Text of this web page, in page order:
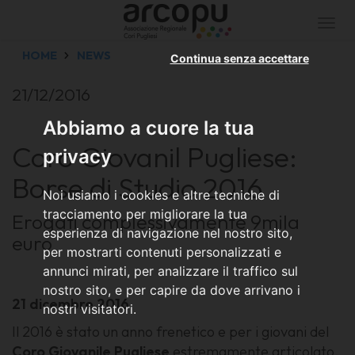
Abbiamo a cuore la tua
privacy
Noi usiamo i cookies e altre tecniche di
tracciamento per migliorare la tua
esperienza di navigazione nel nostro sito,
per mostrarti contenuti personalizzati e
annunci mirati, per analizzare il traffico sul
nostro sito, e per capire da dove arrivano i
nostri visitatori.
Continua senza accettare
HOME NEWS
21/12/2016
Coro Giovanil Pugliese:
Borse di Studio 2016
Erogati complessivamente 9mila
euro
21 dicembre 2016
Il 2016 è stato un anno frenetico e per i giovani del